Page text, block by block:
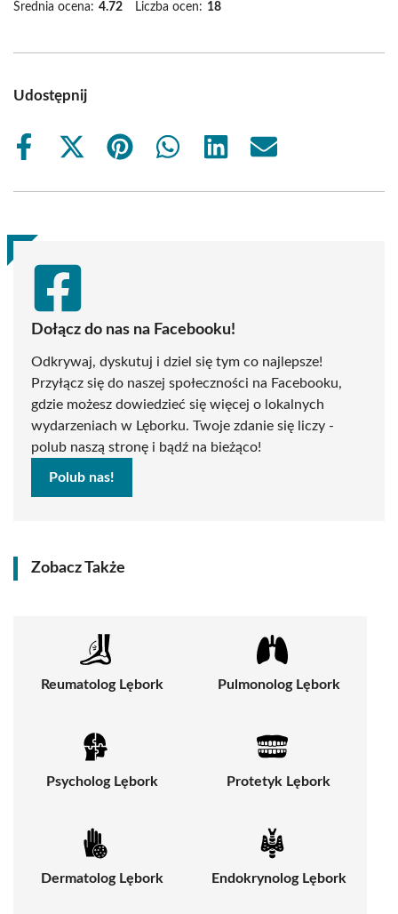
Średnia ocena: 4.72 Liczba ocen: 18
Udostępnij
Share
Share
(Twitter)
Share
Share
Share
Share
Dołącz do nas na Facebooku!
Odkrywaj, dyskutuj i dziel się tym co najlepsze!
Przyłącz się do naszej społeczności na Facebooku,
gdzie możesz dowiedzieć się więcej o lokalnych
wydarzeniach w Lęborku. Twoje zdanie się liczy -
polub naszą stronę i bądź na bieżąco!
Polub nas!
Zobacz Także
Reumatolog Lębork Pulmonolog Lębork
Psycholog Lębork Protetyk Lębork
Dermatolog Lębork Endokrynolog Lębork